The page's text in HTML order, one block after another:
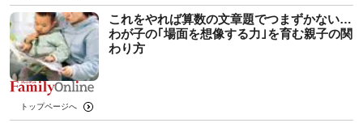
これをやれば算数の文章題でつまずかない…
わが子の｢場面を想像する力｣を育む親子の関
わり方
トップページへ